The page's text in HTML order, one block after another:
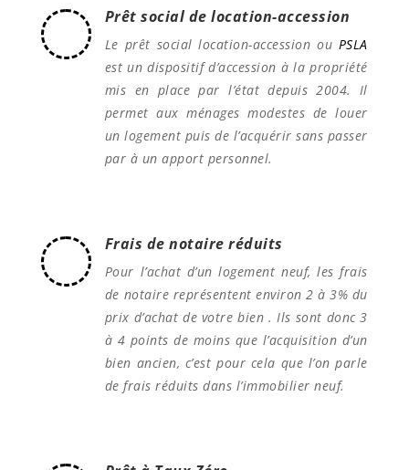
Prêt social de location-accession
Le prêt social location-accession ou PSLA
est un dispositif d’accession à la propriété
mis en place par l’état depuis 2004. Il
permet aux ménages modestes de louer
un logement puis de l’acquérir sans passer
par à un apport personnel.
Frais de notaire réduits
Pour l’achat d’un logement neuf, les frais
de notaire représentent environ 2 à 3% du
prix d’achat de votre bien . Ils sont donc 3
à 4 points de moins que l’acquisition d’un
bien ancien, c’est pour cela que l’on parle
de frais réduits dans l’immobilier neuf.